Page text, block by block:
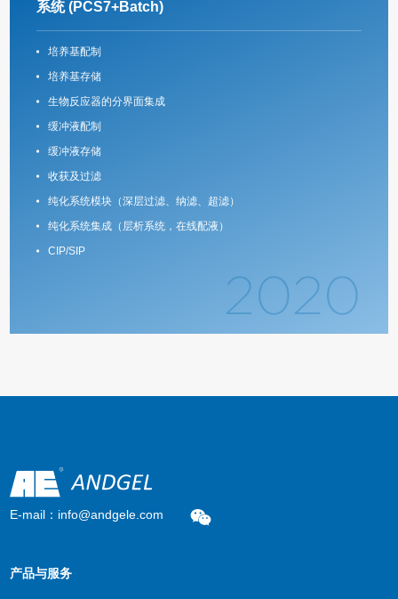
系统 (PCS7+Batch)
培养基配制
培养基存储
生物反应器的分界面集成
缓冲液配制
缓冲液存储
收获及过滤
纯化系统模块（深层过滤、纳滤、超滤）
纯化系统集成（层析系统，在线配液）
CIP/SIP
2020
E-mail：info@andgele.com
产品与服务